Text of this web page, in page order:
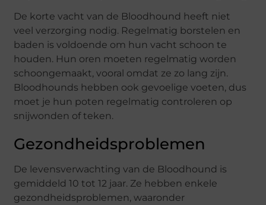
De korte vacht van de Bloodhound heeft niet
veel verzorging nodig. Regelmatig borstelen en
baden is voldoende om hun vacht schoon te
houden. Hun oren moeten regelmatig worden
schoongemaakt, vooral omdat ze zo lang zijn.
Bloodhounds hebben ook gevoelige voeten, dus
moet je hun poten regelmatig controleren op
snijwonden of teken.
Gezondheidsproblemen
De levensverwachting van de Bloodhound is
gemiddeld 10 tot 12 jaar. Ze hebben enkele
gezondheidsproblemen, waaronder